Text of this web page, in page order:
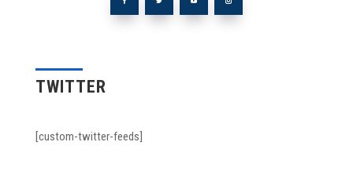
TWITTER
[custom-twitter-feeds]